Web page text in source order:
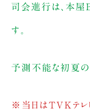
司会進行は、本屋
す。
予測不能な初夏の
※当日はTVKテレビ